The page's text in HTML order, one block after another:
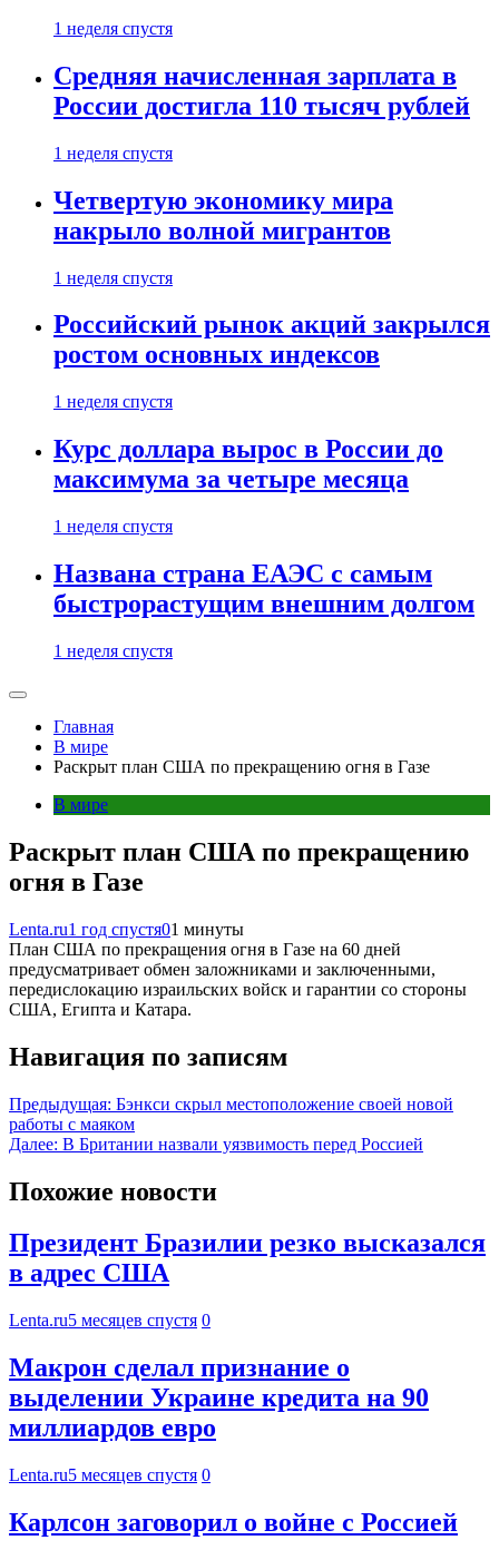
1 неделя спустя
Средняя начисленная зарплата в
России достигла 110 тысяч рублей
1 неделя спустя
Четвертую экономику мира
накрыло волной мигрантов
1 неделя спустя
Российский рынок акций закрылся
ростом основных индексов
1 неделя спустя
Курс доллара вырос в России до
максимума за четыре месяца
1 неделя спустя
Названа страна ЕАЭС с самым
быстрорастущим внешним долгом
1 неделя спустя
Главная
В мире
Раскрыт план США по прекращению огня в Газе
В мире
Раскрыт план США по прекращению
огня в Газе
Lenta.ru1 год спустя01 минуты
План США по прекращения огня в Газе на 60 дней
предусматривает обмен заложниками и заключенными,
передислокацию израильских войск и гарантии со стороны
США, Египта и Катара.
Навигация по записям
Предыдущая: Бэнкси скрыл местоположение своей новой
работы с маяком
Далее: В Британии назвали уязвимость перед Россией
Похожие новости
Президент Бразилии резко высказался
в адрес США
Lenta.ru5 месяцев спустя 0
Макрон сделал признание о
выделении Украине кредита на 90
миллиардов евро
Lenta.ru5 месяцев спустя 0
Карлсон заговорил о войне с Россией